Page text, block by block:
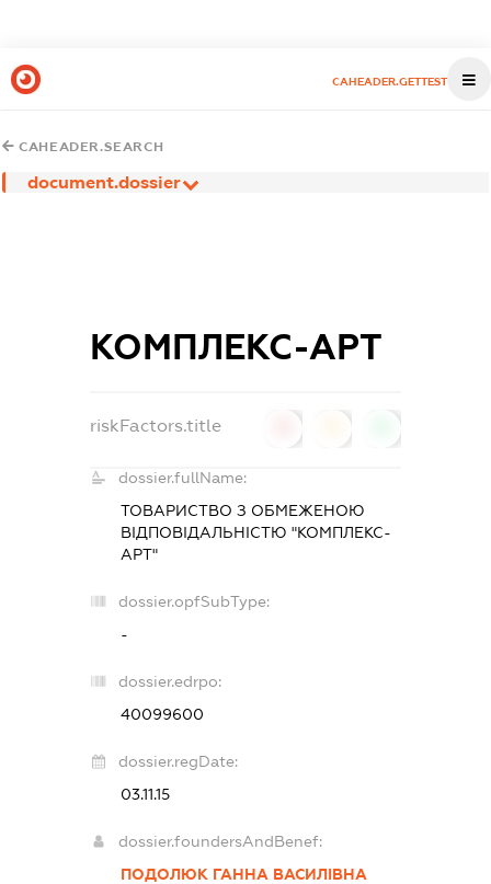
CAHEADER.GETTEST
CAHEADER.SEARCH
document.dossier
КОМПЛЕКС-АРТ
riskFactors.title
dossier.fullName:
ТОВАРИСТВО З ОБМЕЖЕНОЮ
ВІДПОВІДАЛЬНІСТЮ "КОМПЛЕКС-
АРТ"
dossier.opfSubType:
-
dossier.edrpo:
40099600
dossier.regDate:
03.11.15
dossier.foundersAndBenef:
ПОДОЛЮК ГАННА ВАСИЛІВНА